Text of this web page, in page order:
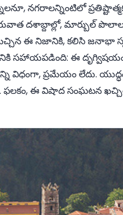
నగరాలన్నింటిలో
దశాబ్దాల్లో, మార్బుల్
ఈ నిజానికి, కలిసి జనాభా
ఈ దృగ్విషయం,
విధంగా, ప్రమేయం లేదు.
ఈ విషాద సంఘటన